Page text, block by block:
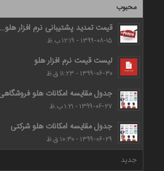
محبوب
قیمت تمدید پشتیبانی نرم افزار هلو...
۱۳۹۹-۰۸-۱۵ - ۱۲:۱۹ ب.ظ
لیست قیمت نرم افزار هلو
۱۳۹۹-۰۶-۳۰ - ۱۱:۲۳ ق.ظ
جدول مقایسه امکانات هلو
۱۳۹۹-۰۶-۲۷ - ۱:۲۱ ب.ظ
جدول مقایسه امکانات هلو شرکتی
۱۳۹۹-۰۶-۲۹ - ۱۰:۳۰ ق.ظ
جدید